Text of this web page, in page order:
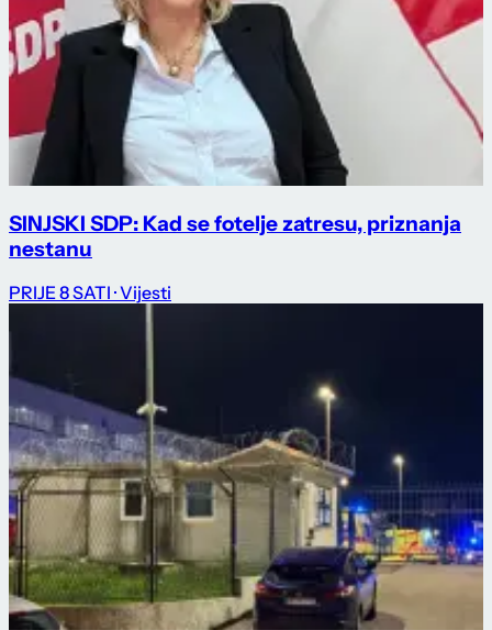
SINJSKI SDP: Kad se fotelje zatresu, priznanja
nestanu
PRIJE 8 SATI · Vijesti